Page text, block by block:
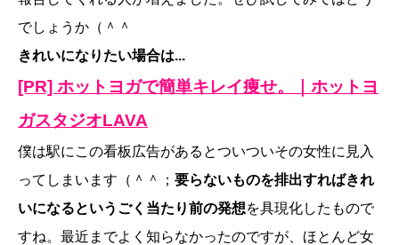
でしょうか（＾＾
きれいになりたい場合は...
[PR] ホットヨガで簡単キレイ痩せ。｜ホットヨ
ガスタジオLAVA
僕は駅にこの看板広告があるとついついその女性に見入
ってしまいます（＾＾； 要らないものを排出すればきれ
いになるというごく当たり前の発想を具現化したもので
すね。最近までよく知らなかったのですが、ほとんど女